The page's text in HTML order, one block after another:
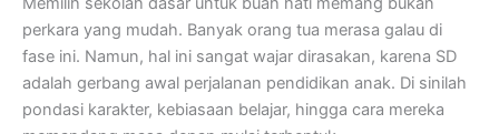
perkara yang mudah. Banyak orang tua merasa galau di
fase ini. Namun, hal ini sangat wajar dirasakan, karena SD
adalah gerbang awal perjalanan pendidikan anak. Di sinilah
pondasi karakter, kebiasaan belajar, hingga cara mereka